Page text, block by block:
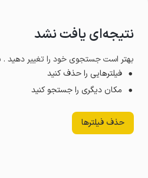
نتیجه‌ای یافت نشد
بهتر است جستجوی خود را تغییر دهید .
فیلترهایی را حذف کنید
مکان دیگری را جستجو کنید
حذف فیلترها